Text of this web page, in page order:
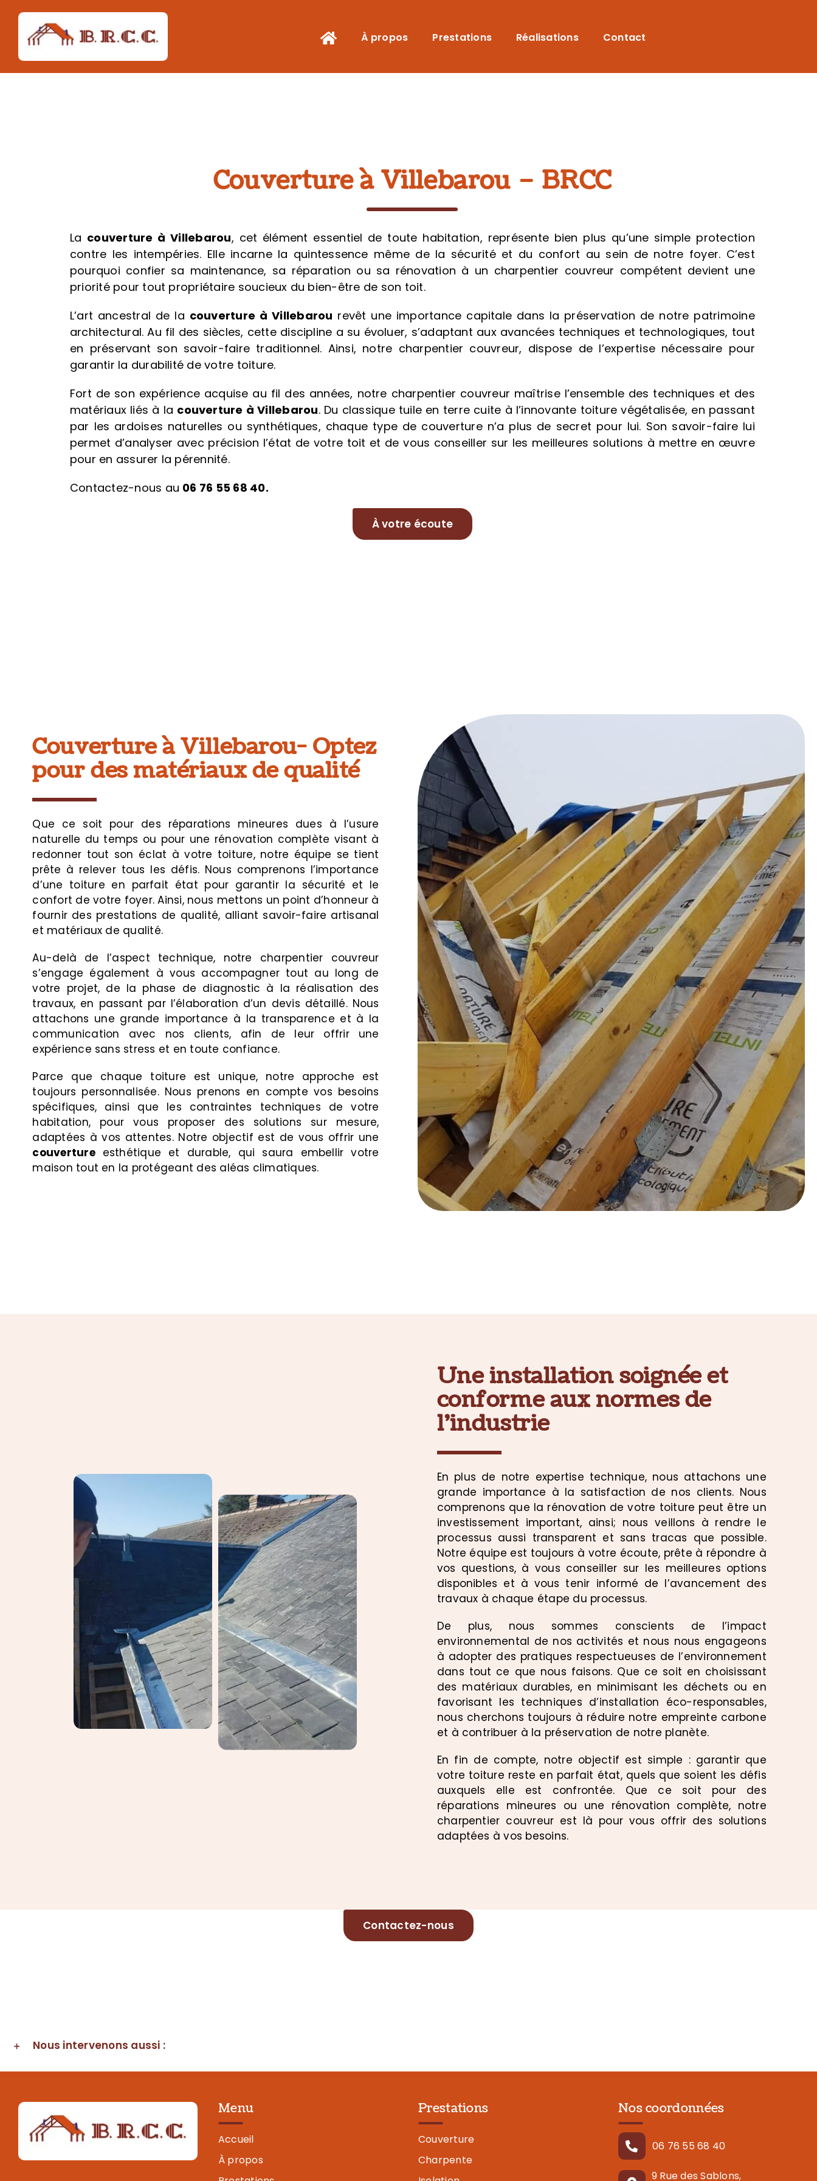
contenu
À propos Prestations Réalisations Contact
Couverture à Villebarou – BRCC
La couverture à Villebarou, cet élément essentiel de toute habitation, représente bien plus qu’une simple protection
contre les intempéries. Elle incarne la quintessence même de la sécurité et du confort au sein de notre foyer. C’est
pourquoi confier sa maintenance, sa réparation ou sa rénovation à un charpentier couvreur compétent devient une
priorité pour tout propriétaire soucieux du bien-être de son toit.
L’art ancestral de la couverture à Villebarou revêt une importance capitale dans la préservation de notre patrimoine
architectural. Au fil des siècles, cette discipline a su évoluer, s’adaptant aux avancées techniques et technologiques, tout
en préservant son savoir-faire traditionnel. Ainsi, notre charpentier couvreur, dispose de l’expertise nécessaire pour
garantir la durabilité de votre toiture.
Fort de son expérience acquise au fil des années, notre charpentier couvreur maîtrise l’ensemble des techniques et des
matériaux liés à la couverture à Villebarou. Du classique tuile en terre cuite à l’innovante toiture végétalisée, en passant
par les ardoises naturelles ou synthétiques, chaque type de couverture n’a plus de secret pour lui. Son savoir-faire lui
permet d’analyser avec précision l’état de votre toit et de vous conseiller sur les meilleures solutions à mettre en œuvre
pour en assurer la pérennité.
Contactez-nous au 06 76 55 68 40.
À votre écoute
Couverture à Villebarou- Optez
pour des matériaux de qualité
Que ce soit pour des réparations mineures dues à l’usure
naturelle du temps ou pour une rénovation complète visant à
redonner tout son éclat à votre toiture, notre équipe se tient
prête à relever tous les défis. Nous comprenons l’importance
d’une toiture en parfait état pour garantir la sécurité et le
confort de votre foyer. Ainsi, nous mettons un point d’honneur à
fournir des prestations de qualité, alliant savoir-faire artisanal
et matériaux de qualité.
Au-delà de l’aspect technique, notre charpentier couvreur
s’engage également à vous accompagner tout au long de
votre projet, de la phase de diagnostic à la réalisation des
travaux, en passant par l’élaboration d’un devis détaillé. Nous
attachons une grande importance à la transparence et à la
communication avec nos clients, afin de leur offrir une
expérience sans stress et en toute confiance.
Parce que chaque toiture est unique, notre approche est
toujours personnalisée. Nous prenons en compte vos besoins
spécifiques, ainsi que les contraintes techniques de votre
habitation, pour vous proposer des solutions sur mesure,
adaptées à vos attentes. Notre objectif est de vous offrir une
couvertureesthétique et durable, qui saura embellir votre
maison tout en la protégeant des aléas climatiques.
Une installation soignée et
conforme aux normes de
l’industrie
En plus de notre expertise technique, nous attachons une
grande importance à la satisfaction de nos clients. Nous
comprenons que la rénovation de votre toiture peut être un
investissement important, ainsi; nous veillons à rendre le
processus aussi transparent et sans tracas que possible.
Notre équipe est toujours à votre écoute, prête à répondre à
vos questions, à vous conseiller sur les meilleures options
disponibles et à vous tenir informé de l’avancement des
travaux à chaque étape du processus.
De plus, nous sommes conscients de l’impact
environnemental de nos activités et nous nous engageons
à adopter des pratiques respectueuses de l’environnement
dans tout ce que nous faisons. Que ce soit en choisissant
des matériaux durables, en minimisant les déchets ou en
favorisant les techniques d’installation éco-responsables,
nous cherchons toujours à réduire notre empreinte carbone
et à contribuer à la préservation de notre planète.
En fin de compte, notre objectif est simple : garantir que
votre toiture reste en parfait état, quels que soient les défis
auxquels elle est confrontée. Que ce soit pour des
réparations mineures ou une rénovation complète, notre
charpentier couvreur est là pour vous offrir des solutions
adaptées à vos besoins.
Contactez-nous
Nous intervenons aussi :
Menu
Accueil
À propos
Prestations
Couverture
Charpente
Nos coordonnées
06 76 55 68 40
9 Rue des Sablons,